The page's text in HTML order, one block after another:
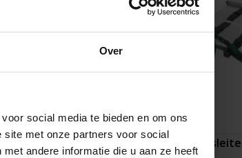
Over
social media te bieden en om ons
site met onze partners voor social
andere informatie die u aan ze heeft
10 m